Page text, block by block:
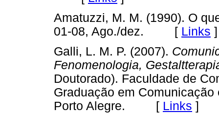
Amatuzzi, M. M. (1990). O
01-08, Ago./dez. [ Links ]
Galli, L. M. P. (2007).
Fenomenologia,
Doutorado). Faculdade de
Graduação em
Porto Alegre. [ Links ]